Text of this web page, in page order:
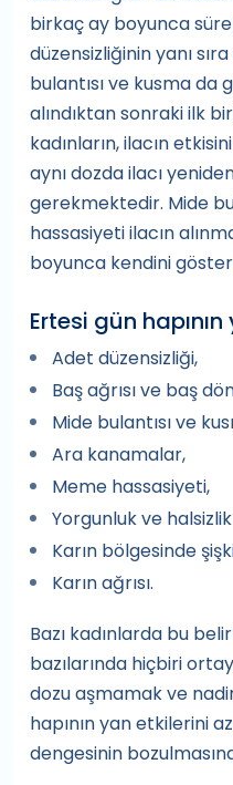
birkaç ay boyunca
düzensizliğinin yanı
bulantısı ve kusma
alındıktan sonraki ilk
kadınların, ilacın
aynı dozda ilacı
gerekmektedir. Mide
hassasiyeti ilacın
boyunca kendini
Ertesi gün
Adet düzensizliği,
Baş ağrısı ve baş
Mide bulantısı ve
Ara kanamalar,
Meme hassasiyeti,
Yorgunluk ve
Karın bölgesinde
Karın ağrısı.
Bazı kadınlarda bu
bazılarında hiçbiri
dozu aşmamak ve
hapının yan etkilerini
dengesinin